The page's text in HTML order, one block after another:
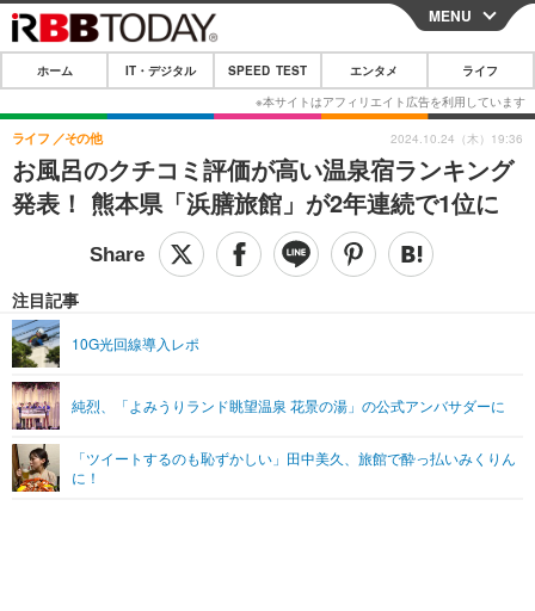
CLOSE
ホーム
IT・デジタル
IT・デジタルTOP スマートフォン
ショッピング その他
SPEED TEST
エンタメTOP 映画・ドラマ
グラビア ブログ
ショッピング その他
ライフTOP
リリース一覧
プッシュ通知の停止方法
MENU
ホーム IT・デジタル SPEED TEST エンタメ ライフ
お風呂のクチコミ評価が高い温泉宿ランキング
発表！ 熊本県「浜膳旅館」が2年連続で1位に
ライフ その他
注目記事
10G光回線導入レポ
純烈、「よみうりランド眺望温泉 花景の湯」の公式アンバサダーに
「ツイートするのも恥ずかしい」田中美久、旅館で酔っ払いみくりん
に！
2024.10.24（木）19:36